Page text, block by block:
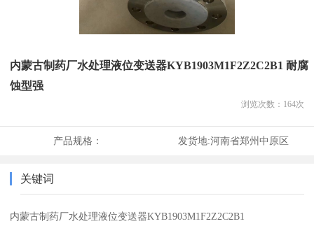
内蒙古制药厂水处理液位变送器KYB1903M1F2Z2C2B1 耐腐
蚀型强
浏览次数： 164次
产品规格： 发货地:河南省郑州中原区
关键词
内蒙古制药厂水处理液位变送器KYB1903M1F2Z2C2B1